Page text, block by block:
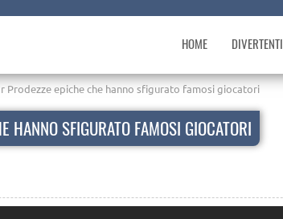
HOME DIVERTENTI
Prodezze epiche che hanno sfigurato famosi giocatori
HANNO SFIGURATO FAMOSI GIOCATORI